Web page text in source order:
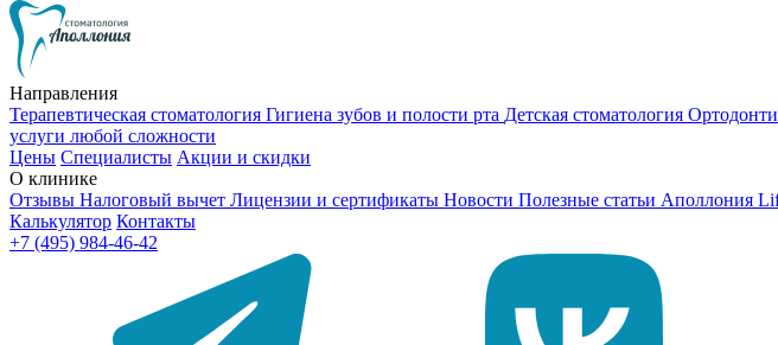
Направления
Терапевтическая стоматология Гигиена зубов и полости рта Детская стоматология
услуги любой сложности
Цены Специалисты Акции и скидки
О клинике
Отзывы Налоговый вычет Лицензии и сертификаты Новости Полезные статьи Аполлония
Калькулятор Контакты
+7 (495) 984-46-42